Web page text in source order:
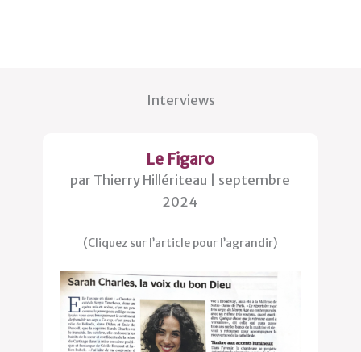
Interviews
Le Figaro
par Thierry Hillériteau | septembre
2024
(Cliquez sur l’article pour l’agrandir)